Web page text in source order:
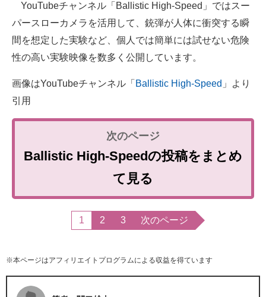
YouTubeチャンネル「Ballistic High-Speed」ではスー
パースローカメラを活用して、銃弾が人体に衝突する瞬
間を想定した実験など、個人では簡単には試せない危険
性の高い実験映像を数多く公開しています。
画像はYouTubeチャンネル「 Ballistic High-Speed 」より
引用
Ballistic High-Speedの投稿をまとめ
て見る
1 2 3 次のページ
※本ページはアフィリエイトプログラムによる収益を得ています